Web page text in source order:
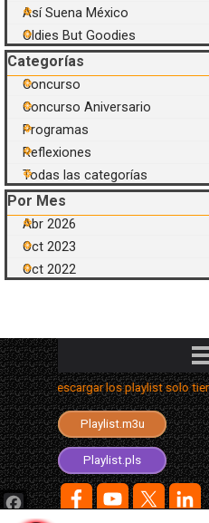
Así Suena México
Oldies But Goodies
Saltar el bloque Categorías
Categorías
Concurso
Concurso Aniversario
Programas
Reflexiones
Todas las categorías
Saltar el bloque Por Mes
Por Mes
Abr 2026
Oct 2023
Oct 2022
descargar los playlist solo tienes que
Playlist.aimppl4
Playlist.m3u
Playlist.m3u8
Playlist.pls